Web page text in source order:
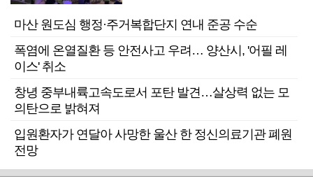
마산 원도심 행정·주거복합단지 연내 준공 수순
폭염에 온열질환 등 안전사고 우려… 양산시, '어필 레
이스' 취소
창녕 중부내륙고속도로서 포탄 발견…살상력 없는 모
의탄으로 밝혀져
입원환자가 연달아 사망한 울산 한 정신의료기관 폐원
전망